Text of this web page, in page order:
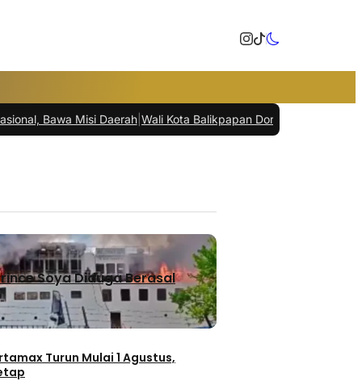
Daerah|Wali Kota Balikpapan Dorong Percepatan DBH dan
Soya Diduga Berasal
Turun Mulai 1 Agustus,